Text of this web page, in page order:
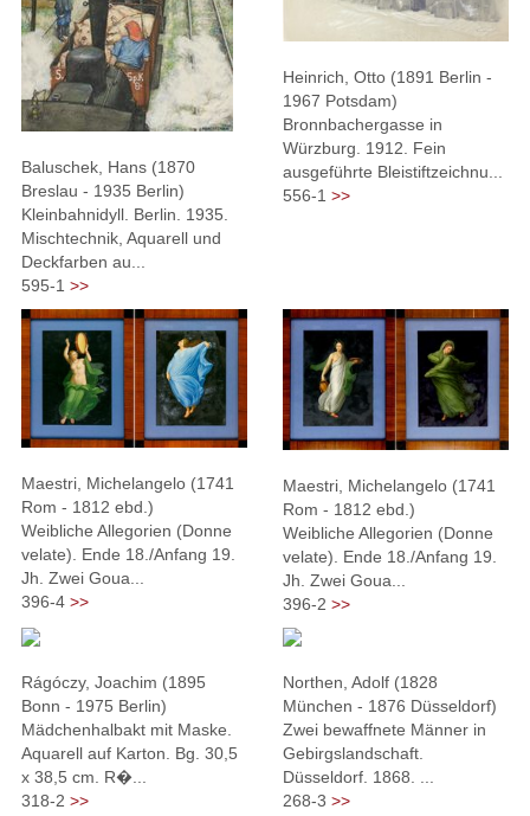
Baluschek, Hans (1870
Breslau - 1935 Berlin)
Kleinbahnidyll. Berlin. 1935.
Mischtechnik, Aquarell und
Deckfarben au...
595-1 >>
Heinrich, Otto (1891 Berlin -
1967 Potsdam)
Bronnbachergasse in
Würzburg. 1912. Fein
ausgeführte Bleistiftzeichnu...
556-1 >>
Maestri, Michelangelo (1741
Rom - 1812 ebd.)
Weibliche Allegorien (Donne
velate). Ende 18./Anfang 19.
Jh. Zwei Goua...
396-4 >>
Maestri, Michelangelo (1741
Rom - 1812 ebd.)
Weibliche Allegorien (Donne
velate). Ende 18./Anfang 19.
Jh. Zwei Goua...
396-2 >>
Rágóczy, Joachim (1895
Bonn - 1975 Berlin)
Mädchenhalbakt mit Maske.
Aquarell auf Karton. Bg. 30,5
x 38,5 cm. R�...
318-2 >>
Northen, Adolf (1828
München - 1876 Düsseldorf)
Zwei bewaffnete Männer in
Gebirgslandschaft.
Düsseldorf. 1868. ...
268-3 >>